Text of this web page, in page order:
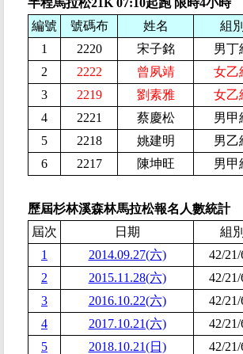
半程馬拉松21K 07:10起跑 限時4小時
編號
號碼布 姓名
組
1
2220 宋子銘
男丁
2
2222 曾夙靖
女乙
3
2219 劉素雅
女乙
4
2221 蔡慶松
男甲
5
2218 姚建明
男乙
6
2217 陳坤旺 男甲
歷屆杉林溪森林馬拉松報名人數統計
屆次
日期
組
1
2014.09.27(六)
42/21/
2
2015.11.28(六)
42/21/
3
2016.10.22(六)
42/21/
4
2017.10.21(六)
42/21/
5
2018.10.21(日)
42/21/